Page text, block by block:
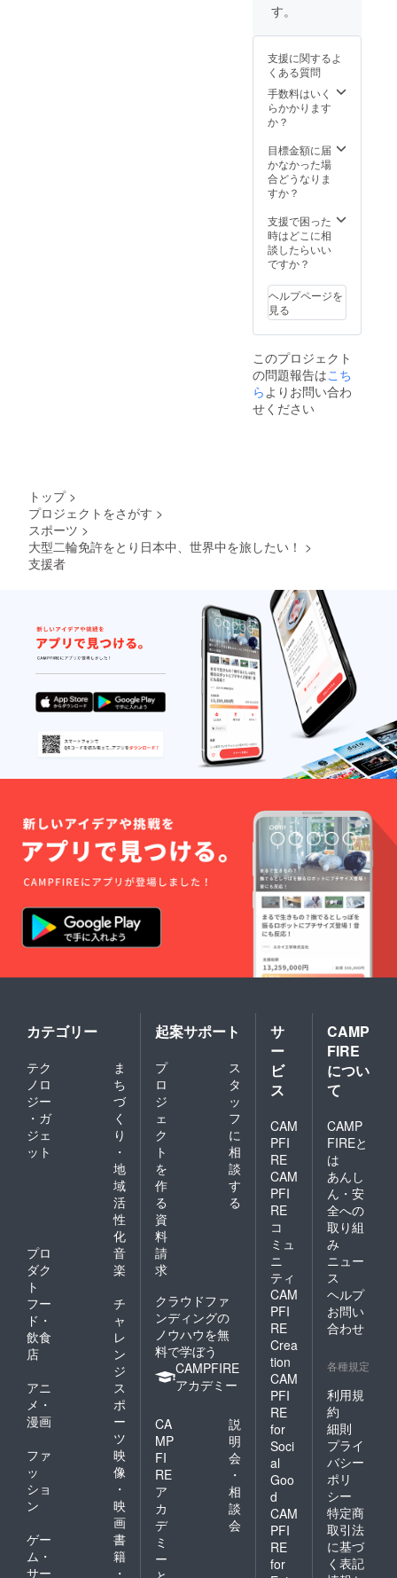
実施時
ご相談
できま
す！ #
基本的
に東京
走行し
ます！
#行きた
い場
タート
ゴール
地点、
東京都
ればお
任せで
きま
す！も
自分も
考えて
おりま
す ※当
方普通
人乗り
違反と
なるこ
とはあ
りませ
ん ※ヘ
ルメッ
トを着
用して
いただ
きま
す。ヘ
ルメッ
トは当
方用意
万が一
のため
に任意
保険に
加入い
ただき
ます
す。
支援に関するよ
くある質問
手数料はいく
らかかります
か？
目標金額に届
かなかった場
合どうなりま
すか？
支援で困った
時はどこに相
談したらいい
ですか？
ヘルプページを
見る
このプロジェクト
の問題報告はこち
ら よりお問い合わ
せください
トップ >
プロジェクトをさがす >
スポーツ >
大型二輪免許をとり日本中、世界中を旅したい！ >
支援者
カテゴリー
テク
ノロ
ジー
・ガ
ジェ
ット
ま
ち
づ
く
り
・
地
域
活
性
化
プロ
ダク
ト
音
楽
フー
ド・
飲食
店
チ
ャ
レ
ン
ジ
アニ
メ・
漫画
ス
ポ
ー
ツ
ファ
ッ
ショ
ン
映
像
・
映
画
ゲー
ム・
サー
書
籍
・
起案サポート
プ
ロ
ジ
ェ
ク
ト
を
作
る
ス
タ
ッ
フ
に
相
談
す
る
資
料
請
求
クラウドファ
ンディングの
ノウハウを無
料で学ぼう
CAMPFIRE
アカデミー
CA
MP
FI
RE
ア
カ
デ
ミ
ー
説
明
会
・
相
談
会
サ
ー
ビ
ス
CAM
PFI
RE
CAM
PFI
RE
コ
ミュ
ニ
ティ
CAM
PFI
RE
Crea
tion
CAM
PFI
RE
for
Soci
al
Goo
d
CAM
PFI
RE
for
CAMP
FIRE
につい
て
CAMP
FIREと
は
あんし
ん・安
全への
取り組
み
ニュー
ス
ヘルプ
お問い
合わせ
各種規定
利用規
約
細則
プライ
バシー
ポリ
シー
特定商
取引法
に基づ
く表記